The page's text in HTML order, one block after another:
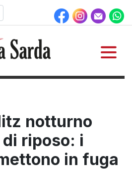
notturno
riposo: i
in fuga